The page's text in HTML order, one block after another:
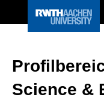
Science &